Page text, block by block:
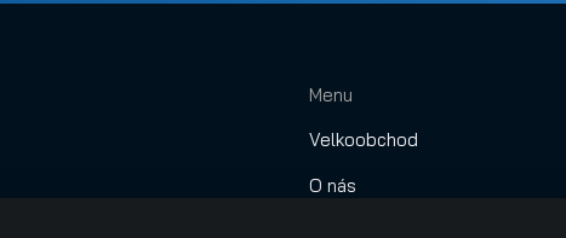
Menu
Velkoobchod
O nás